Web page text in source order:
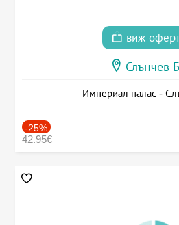
виж
Слънчев
Империал палас -
-25%
42.95€